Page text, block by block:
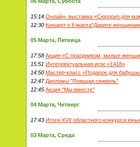
15:14 Онлайн- выставка «Сюрприз для
12:30 Концерт к 8 марта"Дарите
05 Марта, Пятница
17:58 Акция «С праздником, милые
15:51 Интеллектуальная игре «1418»
14:50 Мастер-класс «Подарок для
12:47 Дипломы "Поющая свирель"
12:45 Акция "Мы вместе"
04 Марта, Четверг
17:43 Итоги XVII областного конкурса
03 Марта, Среда